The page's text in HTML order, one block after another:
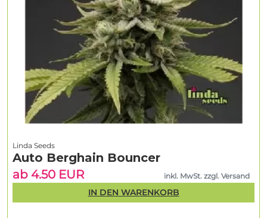
Linda Seeds
Auto Berghain Bouncer
ab 4.50 EUR
inkl. MwSt. zzgl. Versand
IN DEN WARENKORB